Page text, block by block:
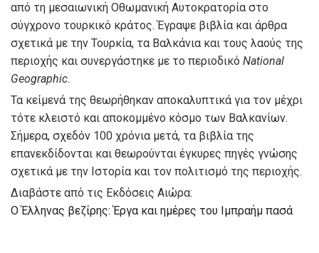
από τη μεσαιωνική Οθωμανική Αυτοκρατορία στο
σύγχρονο τουρκικό κράτος. Έγραψε βιβλία και άρθρα
σχετικά με την Τουρκία, τα Βαλκάνια και τους λαούς της
περιοχής και συνεργάστηκε με το περιοδικό National
Geographic.
Τα κείμενά της θεωρήθηκαν αποκαλυπτικά για τον μέχρι
τότε κλειστό και αποκομμένο κόσμο των Βαλκανίων.
Σήμερα, σχεδόν 100 χρόνια μετά, τα βιβλία της
επανεκδίδονται και θεωρούνται έγκυρες πηγές γνώσης
σχετικά με την Ιστορία και τον πολιτισμό της περιοχής.
Διαβάστε από τις Εκδόσεις Αιώρα:
Ο Έλληνας βεζίρης: Έργα και ημέρες του Ιμπραήμ πασά